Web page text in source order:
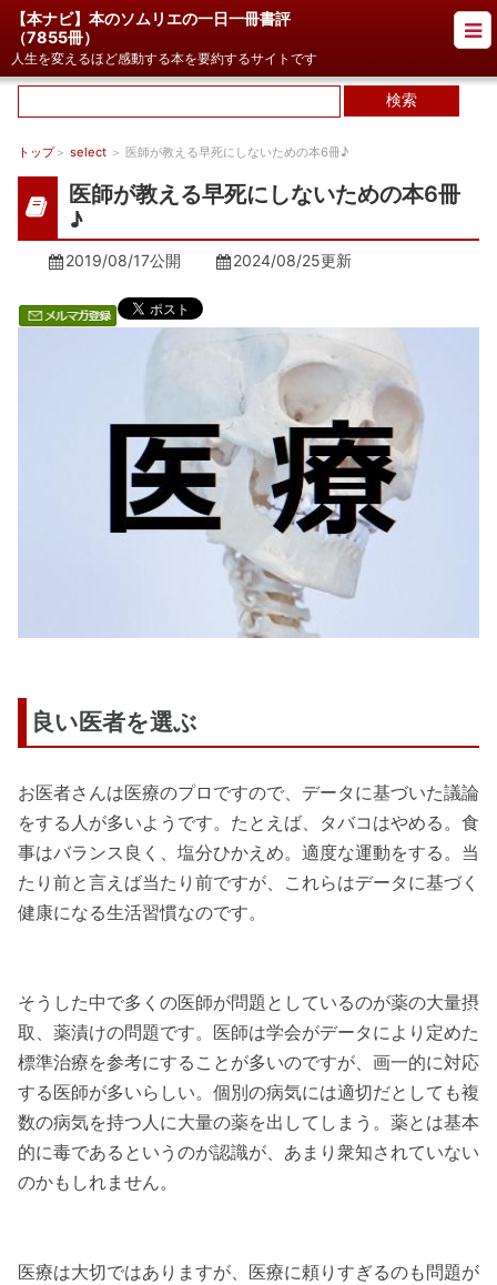
【本ナビ】本のソムリエの一日一冊書評
（7855冊）
人生を変えるほど感動する本を要約するサイトです
トップ＞ select ＞ 医師が教える早死にしないための本6冊♪
医師が教える早死にしないための本6冊
♪
2019/08/17公開 2024/08/25更新
良い医者を選ぶ
お医者さんは医療のプロですので、データに基づいた議論
をする人が多いようです。たとえば、タバコはやめる。食
事はバランス良く、塩分ひかえめ。適度な運動をする。当
たり前と言えば当たり前ですが、これらはデータに基づく
健康になる生活習慣なのです。
そうした中で多くの医師が問題としているのが薬の大量摂
取、薬漬けの問題です。医師は学会がデータにより定めた
標準治療を参考にすることが多いのですが、画一的に対応
する医師が多いらしい。個別の病気には適切だとしても複
数の病気を持つ人に大量の薬を出してしまう。薬とは基本
的に毒であるというのが認識が、あまり衆知されていない
のかもしれません。
医療は大切ではありますが、医療に頼りすぎるのも問題が